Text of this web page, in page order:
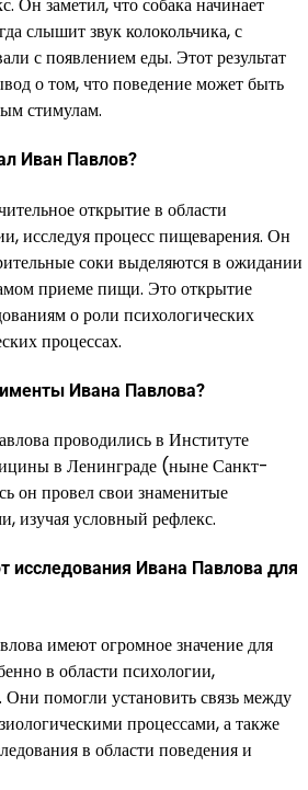
Он заметил, что собака начинает
слышит звук колокольчика, с
с появлением еды. Этот результат
о том, что поведение может быть
стимулам.
Иван Павлов?
открытие в области
исследуя процесс пищеварения. Он
соки выделяются в ожидании
приеме пищи. Это открытие
о роли психологических
процессах.
Ивана Павлова?
проводились в Институте
в Ленинграде (ныне Санкт-
он провел свои знаменитые
изучая условный рефлекс.
исследования Ивана Павлова для
имеют огромное значение для
в области психологии,
помогли установить связь между
процессами, а также
в области поведения и